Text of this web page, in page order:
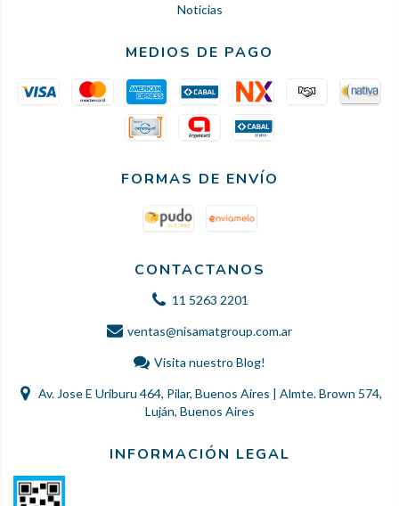
Noticias
MEDIOS DE PAGO
FORMAS DE ENVÍO
CONTACTANOS
11 5263 2201
ventas@nisamatgroup.com.ar
Visita nuestro Blog!
Av. Jose E Uriburu 464, Pilar, Buenos Aires | Almte. Brown 574,
Luján, Buenos Aires
INFORMACIÓN LEGAL